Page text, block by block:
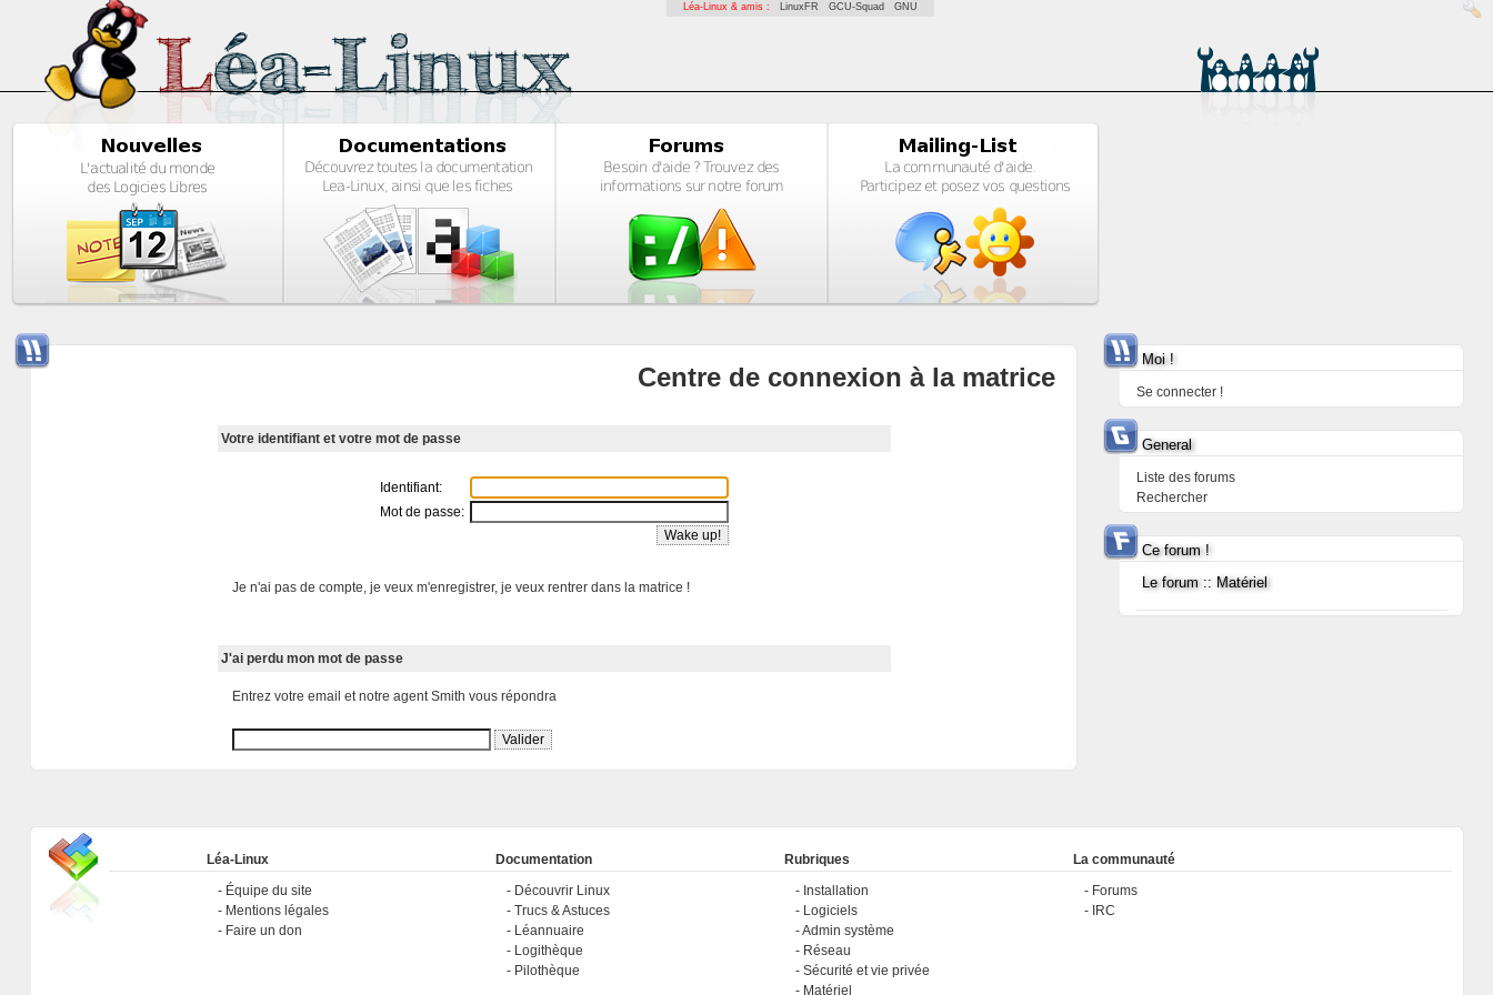
Léa-Linux & amis : LinuxFR GCU-Squad GNU
Centre de connexion à la matrice
Votre identifiant et votre mot de passe
Identifiant:
Mot de passe:
Je n'ai pas de compte, je veux m'enregistrer, je veux rentrer dans la matrice !
J'ai perdu mon mot de passe
Entrez votre email et notre agent Smith vous répondra
Moi !
Se connecter !
General
Liste des forums
Rechercher
Ce forum !
Le forum :: Matériel
Léa-Linux
Équipe du site
Mentions légales
Faire un don
Documentation
Découvrir Linux
Trucs & Astuces
Léannuaire
Logithèque
Pilothèque
Rubriques
Installation
Logiciels
Admin système
Réseau
Sécurité et vie privée
Matériel
La communauté
Forums
IRC